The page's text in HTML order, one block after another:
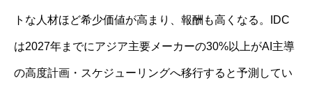
トな人材ほど希少価値が高まり、報酬も高くなる。IDC
は2027年までにアジア主要メーカーの30%以上がAI主導
の高度計画・スケジューリングへ移行すると予測してい